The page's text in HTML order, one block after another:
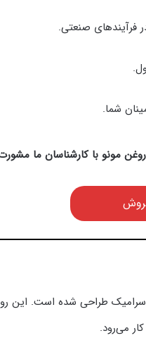
فرآیندهای صنعتی.
شما.
مونو با کارشناسان ما
طراحی شده است. این
می‌رود.